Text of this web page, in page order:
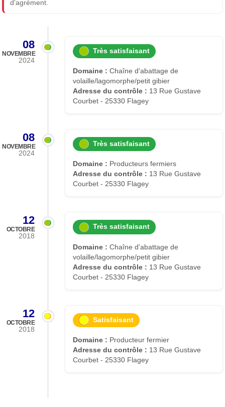
d'agrément.
08
NOVEMBRE
2024
Très satisfaisant
Domaine : Chaîne d'abattage de
volaille/lagomorphe/petit gibier
Adresse du contrôle : 13 Rue Gustave
Courbet - 25330 Flagey
08
NOVEMBRE
2024
Très satisfaisant
Domaine : Producteurs fermiers
Adresse du contrôle : 13 Rue Gustave
Courbet - 25330 Flagey
12
OCTOBRE
2018
Très satisfaisant
Domaine : Chaîne d'abattage de
volaille/lagomorphe/petit gibier
Adresse du contrôle : 13 Rue Gustave
Courbet - 25330 Flagey
12
OCTOBRE
2018
Satisfaisant
Domaine : Producteur fermier
Adresse du contrôle : 13 Rue Gustave
Courbet - 25330 Flagey